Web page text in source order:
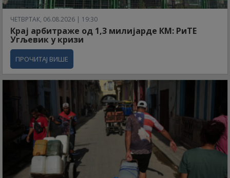
ЧЕТВРТАК, 06.08.2026 | 19:30
Крај арбитраже од 1,3 милијарде КМ: РиТЕ
Угљевик у кризи
ПРОЧИТАЈ ВИШЕ